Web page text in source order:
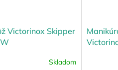
Victorinox Skipper
Skladom